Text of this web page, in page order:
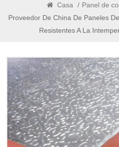
Casa / Panel de
Proveedor De China De Paneles
Resistentes A La